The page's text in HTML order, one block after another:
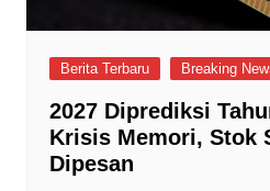
Berita Terbaru Breaking
2027 Diprediksi
Krisis Memori, Stok
Dipesan